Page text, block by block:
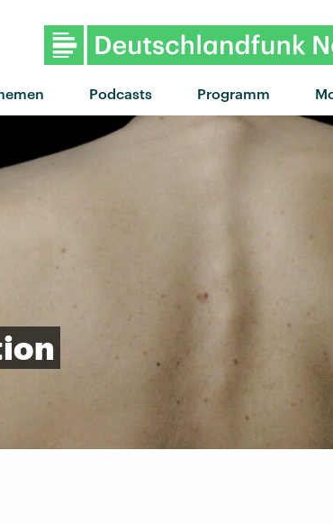
Podcasts Programm
"Hit the Wall"